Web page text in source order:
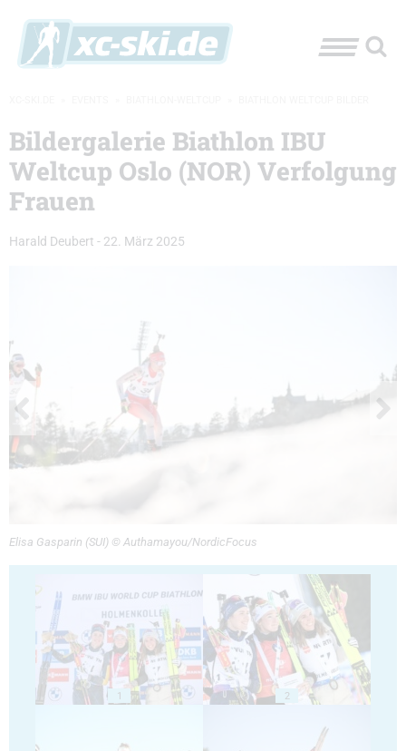
Bildergalerie Biathlon IBU
Weltcup Oslo (NOR) Verfolgung
Frauen
Harald Deubert - 22. März 2025
Elisa Gasparin (SUI) © Authamayou/NordicFocus
1 2